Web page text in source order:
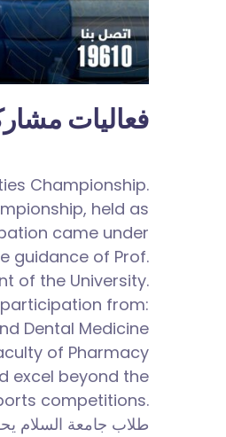
فعاليات
Championship.
held as
came under
guidance of Prof.
of the University.
from:
Dental Medicine
of Pharmacy
excel beyond the
competitions.
طلاب جامعة السلام